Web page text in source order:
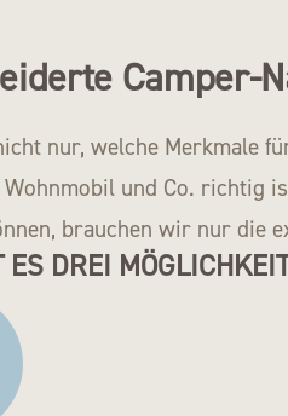
Camper-
nur, welche Merkmale
und Co. richtig
brauchen wir nur die
ES DREI